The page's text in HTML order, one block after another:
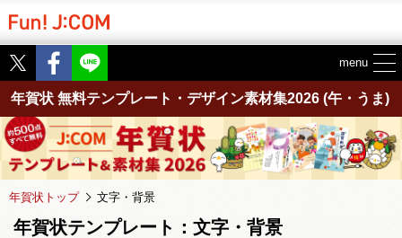
Twitter Facebook
menu
年賀状 無料テンプレート・デザイン素材集2026 (午・うま)
年賀状トップ 文字・背景
年賀状テンプレート：文字・背景